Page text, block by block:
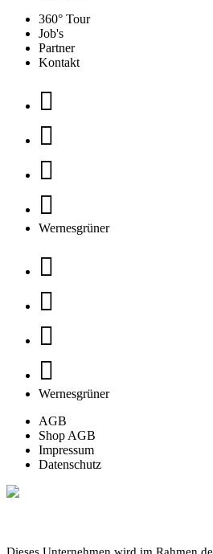
360° Tour
Job's
Partner
Kontakt
Wernesgrüner
Wernesgrüner
AGB
Shop AGB
Impressum
Datenschutz